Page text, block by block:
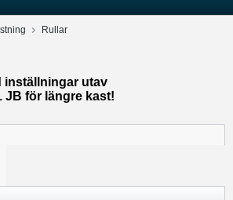
Rullar
inställningar utav
JB för längre kast!